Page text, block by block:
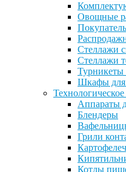
Овощные
Стеллажи
Стеллажи
Турникеты
Шкафы для
Аппараты
Блендеры
Грили
Котлы